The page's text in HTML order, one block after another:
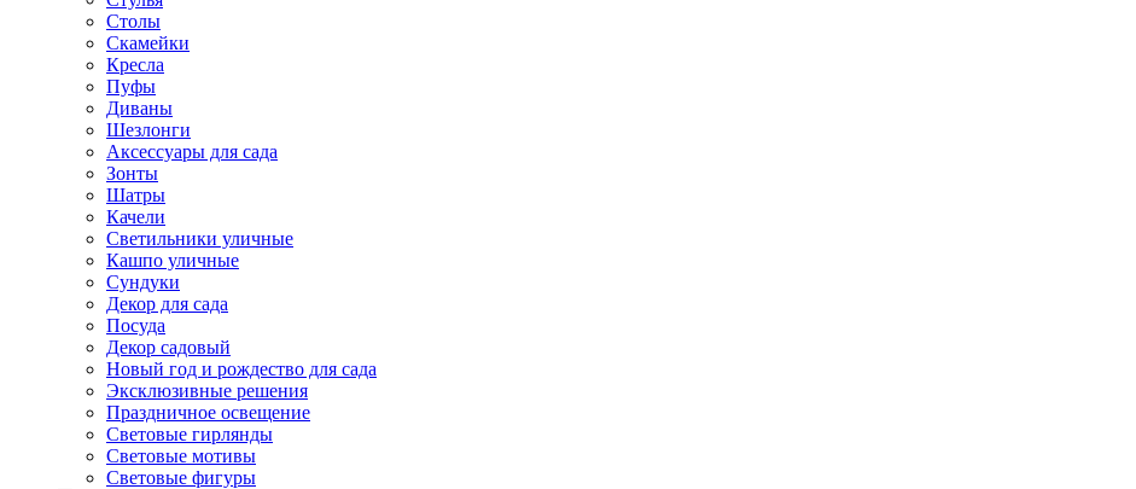
Столы
Скамейки
Кресла
Пуфы
Диваны
Шезлонги
Аксессуары для сада
Зонты
Шатры
Качели
Cветильники уличные
Кашпо уличные
Сундуки
Декор для сада
Посуда
Декор садовый
Новый год и рождество для сада
Эксклюзивные решения
Праздничное освещение
Световые гирлянды
Световые мотивы
Световые фигуры